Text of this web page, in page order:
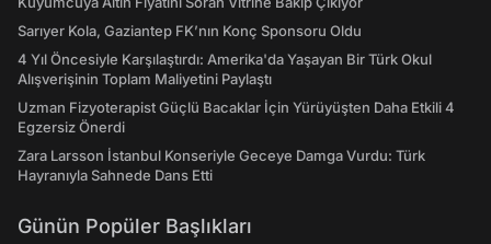
Sarıyer Kola, Gaziantep FK’nın Konç Sponsoru Oldu
4 Yıl Öncesiyle Karşılaştırdı: Amerika'da Yaşayan Bir Türk Okul
Alışverişinin Toplam Maliyetini Paylaştı
Uzman Fizyoterapist Güçlü Bacaklar İçin Yürüyüşten Daha Etkili 4
Egzersiz Önerdi
Zara Larsson İstanbul Konseriyle Geceye Damga Vurdu: Türk
Hayranıyla Sahnede Dans Etti
Günün Popüler Başlıkları